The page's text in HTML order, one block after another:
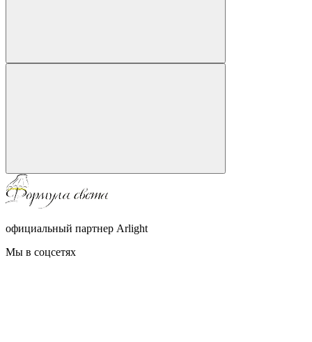
официальный партнер Arlight
Мы в соцсетях